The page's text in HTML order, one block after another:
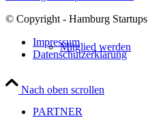
Mitglied werden
PARTNER
© Copyright - Hamburg Startups
Impressum
Datenschutzerklärung
Nach oben scrollen